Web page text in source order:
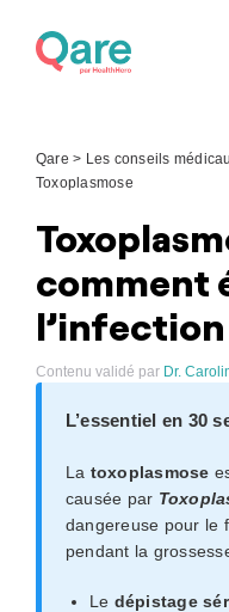
Qare > Les conseils
Toxoplasmose
comment
l’infection
Contenu validé par Dr.
L’essentiel en 30
La toxoplasmose
causée par
dangereuse pour le
pendant la
Le dépistage